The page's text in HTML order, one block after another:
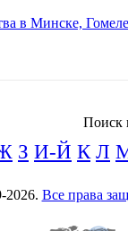
в Минске,
Поиск
З И-Й К Л
2026. Все права